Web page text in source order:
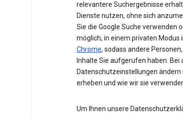
relevantere Suchergebnisse
Dienste nutzen, ohne sich
Sie die Google Suche verwenden
möglich, in einem privaten Modus
Chrome, sodass andere
Inhalte Sie aufgerufen haben. Bei
Datenschutzeinstellungen
erheben und wie wir sie
Um Ihnen unsere